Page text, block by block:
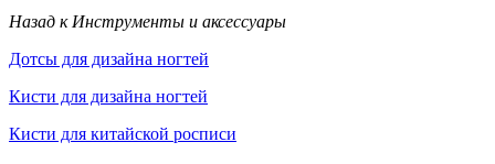
Назад к Инструменты и аксессуары
Дотсы для дизайна ногтей
Кисти для дизайна ногтей
Кисти для китайской росписи